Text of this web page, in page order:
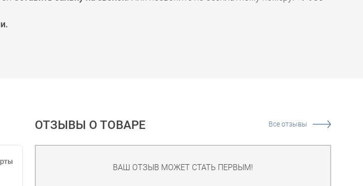
ОТЗЫВЫ О ТОВАРЕ Все отзывы
ВАШ ОТЗЫВ МОЖЕТ СТАТЬ ПЕРВЫМ!